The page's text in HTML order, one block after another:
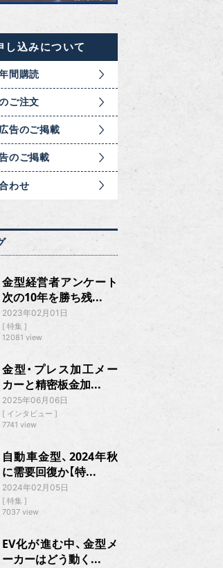
し込みについて
間購読
ご注文
告のご掲載
のご掲載
わせ
金型経営者アンケート
次の10年を勝ち残...
2023年02月01日
特集
12081 view
金型・プレス加工メー
カーと精密板金加...
2025年06月06日
インタビュー
7741 view
自動車金型、2024年秋
に需要回復か【特...
2024年02月05日
特集
7037 view
EV化が進む中、金型メ
ーカーはどう動く...